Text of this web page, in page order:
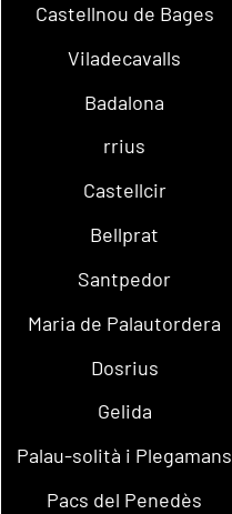
Castellnou de Bages
Viladecavalls
Badalona
rrius
Castellcir
Bellprat
Santpedor
Maria de Palautordera
Dosrius
Gelida
Palau-solità i Plegamans
Pacs del Penedès